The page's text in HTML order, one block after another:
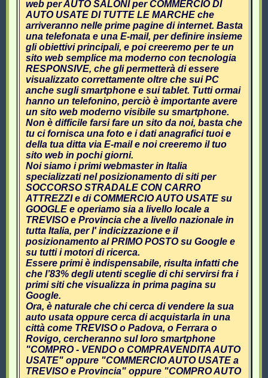
web per AUTO SALONI per COMMERCIO DI
AUTO USATE DI TUTTE LE MARCHE che
arriveranno nelle prime pagine di internet. Basta
una telefonata e una E-mail, per definire insieme
gli obiettivi principali, e poi creeremo per te un
sito web semplice ma moderno con tecnologia
RESPONSIVE, che gli permetterà di essere
visualizzato correttamente oltre che sui PC
anche sugli smartphone e sui tablet. Tutti ormai
hanno un telefonino, perciò è importante avere
un sito web moderno visibile su smartphone.
Non è difficile farsi fare un sito da noi, basta che
tu ci fornisca una foto e i dati anagrafici tuoi e
della tua ditta via E-mail e noi creeremo il tuo
sito web in pochi giorni.
Noi siamo i primi webmaster in Italia
specializzati nel posizionamento di siti per
SOCCORSO STRADALE CON CARRO
ATTREZZI e di COMMERCIO AUTO USATE su
GOOGLE e operiamo sia a livello locale a
TREVISO e Provincia che a livello nazionale in
tutta Italia, per l' indicizzazione e il
posizionamento al PRIMO POSTO su Google e
su tutti i motori di ricerca.
Essere primi è indispensabile, risulta infatti che
che l’83% degli utenti sceglie di chi servirsi fra i
primi siti che visualizza in prima pagina su
Google.
Ora, è naturale che chi cerca di vendere la sua
auto usata oppure cerca di acquistarla in una
città come TREVISO o Padova, o Ferrara o
Rovigo, cercheranno sul loro smartphone
"COMPRO - VENDO o COMPRAVENDITA AUTO
USATE" oppure "COMMERCIO AUTO USATE a
TREVISO e Provincia" oppure "COMPRO AUTO